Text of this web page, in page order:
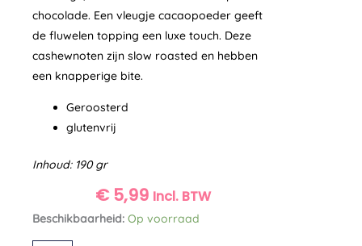
chocolade. Een vleugje cacaopoeder geeft
de fluwelen topping een luxe touch. Deze
cashewnoten zijn slow roasted en hebben
een knapperige bite.
Geroosterd
glutenvrij
Inhoud: 190 gr
€5,99 Incl. BTW
Beschikbaarheid: Op voorraad
Pure
Chocolade